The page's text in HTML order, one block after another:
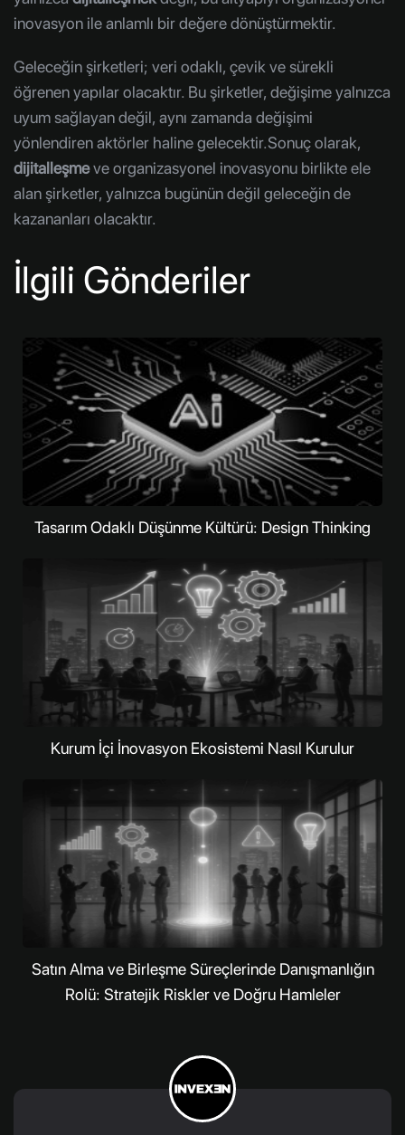
inovasyon ile anlamlı bir değere dönüştürmektir.
Geleceğin şirketleri; veri odaklı, çevik ve sürekli
öğrenen yapılar olacaktır. Bu şirketler, değişime yalnızca
uyum sağlayan değil, aynı zamanda değişimi
yönlendiren aktörler haline gelecektir.Sonuç olarak,
dijitalleşmeve organizasyonel inovasyonu birlikte ele
alan şirketler, yalnızca bugünün değil geleceğin de
kazananları olacaktır.
İlgili Gönderiler
Tasarım Odaklı Düşünme Kültürü: Design Thinking
Kurum İçi İnovasyon Ekosistemi Nasıl Kurulur
Satın Alma ve Birleşme Süreçlerinde Danışmanlığın
Rolü: Stratejik Riskler ve Doğru Hamleler